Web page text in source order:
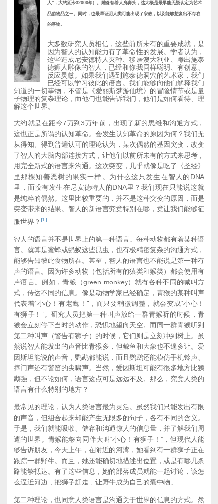
人”，大约距今32000年）。雕像有着人身狮头，这大概是最早能无疑认定为艺术
品的物品之一。同时，也最早证明人类可能出现了宗教，以及能够想象出不存在
的事物。
大多数研究人员相信，这些前所未有的重要成就，是
因为智人的认知能力有了革命性的发展。学者认为，
这些造成尼安德特人灭种、移居澳大利亚、雕出施泰
德狮人雕像的智人，已经和你我同样聪明、有创意、
反应灵敏。如果我们遇到施泰德洞穴的艺术家，我们
已经可以学习彼此的语言。我们能够向他们解释我们
知道的一切事物，不管是《爱丽斯梦游仙境》的冒险情节或是量
子物理的复杂理论，而他们也能告诉我们，他们是如何看待、理
解这个世界。
大约就是在距今7万到3万年前，出现了新的思维和沟通方式，
这也正是所谓的认知革命。会发生认知革命的原因为何？我们无
从得知。得到普遍认可的理论认为，某次偶然的基因突变，改变
了智人的大脑内部连接方式，让他们以前所未有的方式来思考，
用完全新式的语言来沟通。这次突变，几乎就像是吃了《圣经》
里那棵知善恶树的果实一样。为什么这只发生在智人的DNA
里，而没有发生在尼安德特人的DNA里？我们现在只能说这就
是纯粹的偶然。这里比较重要的，并不是这种突变的原因，而是
突变带来的结果。智人的新语言究竟特别在哪，竟让我们能够征
服世界？ [1]
智人的语言并不是世界上的第一种语言。每种动物都有着某种语
言。就算是蜜蜂或蚂蚁这些昆虫，也有极精密复杂的沟通方式，
能够告知彼此食物所在。甚至，智人的语言也不能说是第一种有
声的语言。因为许多动物（包括所有的猿类和猴类）都会使用有
声语言。例如，青猴（green monkey）就有各种不同的喊叫方
式，传达不同的信息。像是动物学家已经确定，青猴的某种叫声
代表着“小心！有老鹰！”，而只要稍微调整，就会变成“小心！
有狮子！”。研究人员把第一种叫声放给一群青猴听的时候，青
猴会立刻停下当时的动作，恐惧地望向天空。而同一群青猴听到
第二种叫声（警告有狮子）的时候，它们则是立刻冲到树上。虽
然说智人能发出的声音比青猴多，但鲸鱼和大象也不遑多让。爱
因斯坦能说的声音，鹦鹉都能说，而且鹦鹉还能模仿手机铃声、
摔门声还有警笛的尖啸声。当然，爱因斯坦可能有很多地方比鹦
鹉强，但不论如何，语言这点可是远远不及。那么，究竟人类的
语言有什么特别的地方？
最常见的理论，认为人类语言最为灵活。虽然我们只能发出有限
的声音，但组合起来却能产生无限多的句子，各有不同的含义。
于是，我们就能吸收、储存和沟通惊人的信息量，并了解我们周
遭的世界。青猴能够向同伴大叫“小心！有狮子！”，但现代人能
够告诉朋友，今天上午，在附近的河湾，她看到有一群狮子正在
跟踪一群野牛。而且，她还能确切地描述出位置，或是有哪几条
路能够抵达。有了这些信息，她的部落成员就能一起讨论，该怎
么逼近河边，把狮子赶走，让野牛成为自己的囊中物。
第二种理论，也同意人类语言是沟通关于世界的信息的方式。然